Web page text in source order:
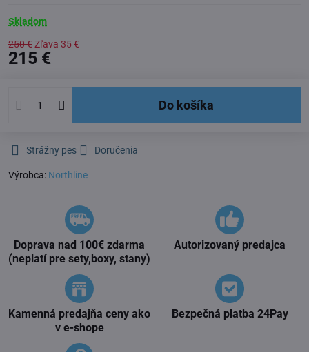
Skladom
250 €Zľava 35 €
215 €
Do košíka
Strážny pes Doručenia
Výrobca: Northline
Doprava nad 100€ zdarma
(neplatí pre sety,boxy, stany)
Autorizovaný predajca
Kamenná predajňa ceny ako
v e-shope
Bezpečná platba 24Pay